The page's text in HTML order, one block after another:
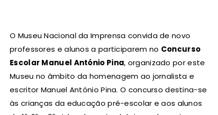
O Museu Nacional da Imprensa convida de novo
professores e alunos a participarem no Concurso
Escolar Manuel António Pina, organizado por este
Museu no âmbito da homenagem ao jornalista e
escritor Manuel António Pina. O concurso destina-se
às crianças da educação pré-escolar e aos alunos